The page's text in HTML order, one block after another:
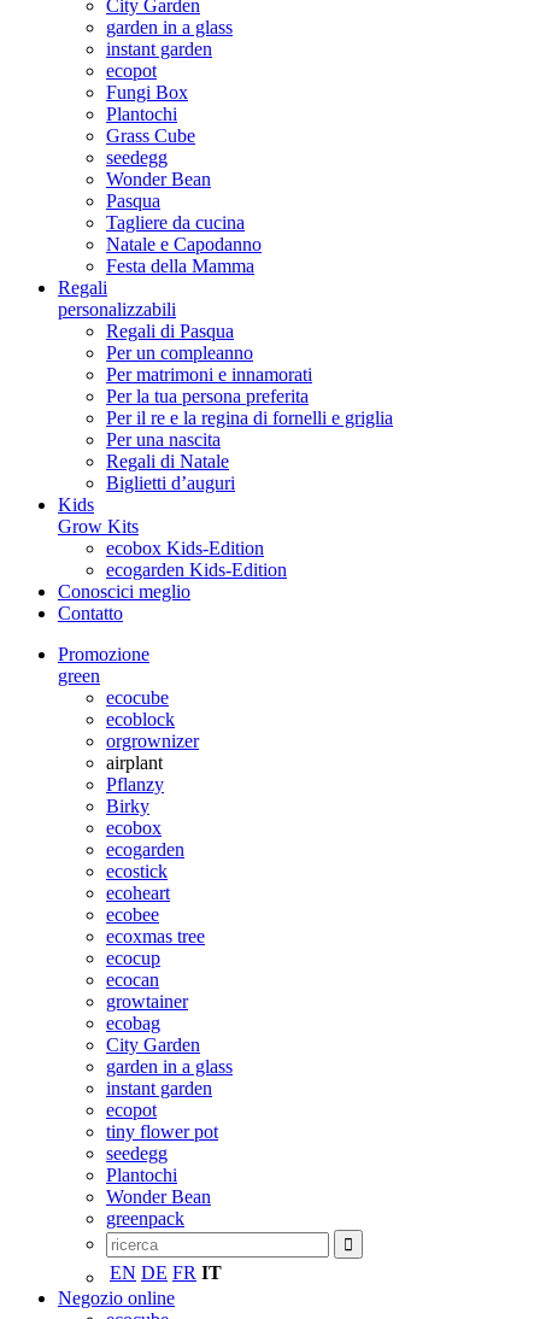
City Garden
garden in a glass
instant garden
ecopot
Fungi Box
Plantochi
Grass Cube
seedegg
Wonder Bean
Pasqua
Tagliere da cucina
Natale e Capodanno
Festa della Mamma
Regali
personalizzabili
Regali di Pasqua
Per un compleanno
Per matrimoni e innamorati
Per la tua persona preferita
Per il re e la regina di fornelli e griglia
Per una nascita
Regali di Natale
Biglietti d’auguri
Kids
Grow Kits
ecobox Kids-Edition
ecogarden Kids-Edition
Conoscici meglio
Contatto
Promozione
green
ecocube
ecoblock
orgrownizer
airplant
Pflanzy
Birky
ecobox
ecogarden
ecostick
ecoheart
ecobee
ecoxmas tree
ecocup
ecocan
growtainer
ecobag
City Garden
garden in a glass
instant garden
ecopot
tiny flower pot
seedegg
Plantochi
Wonder Bean
greenpack
EN DE FR IT
Negozio online